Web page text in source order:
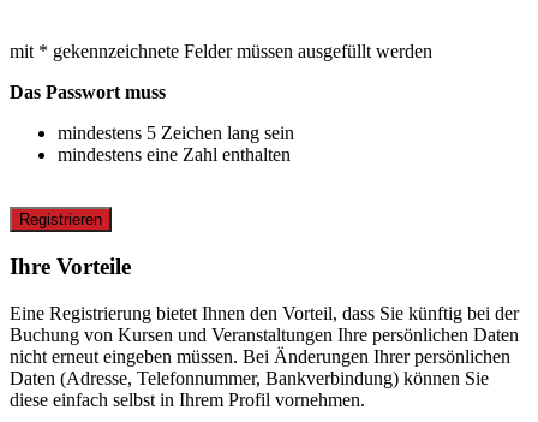
mit * gekennzeichnete Felder müssen ausgefüllt werden
Das Passwort muss
mindestens 5 Zeichen lang sein
mindestens eine Zahl enthalten
Registrieren
Ihre Vorteile
Eine Registrierung bietet Ihnen den Vorteil, dass Sie künftig bei der
Buchung von Kursen und Veranstaltungen Ihre persönlichen Daten
nicht erneut eingeben müssen. Bei Änderungen Ihrer persönlichen
Daten (Adresse, Telefonnummer, Bankverbindung) können Sie
diese einfach selbst in Ihrem Profil vornehmen.